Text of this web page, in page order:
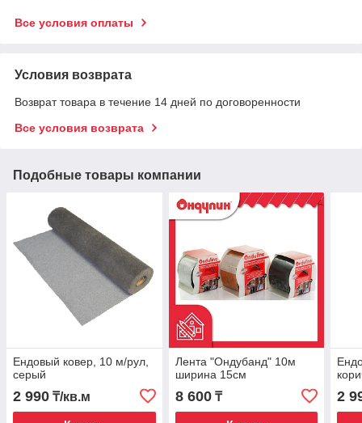
Все условия оплаты
Условия возврата
Возврат товара в течение 14 дней по договоренности
Все условия возврата
Подобные товары компании
Ендовый ковер, 10 м/рул,
серый
2 990 ₸/кв.м
Лента "Ондубанд" 10м
ширина 15см
8 600₸ 2